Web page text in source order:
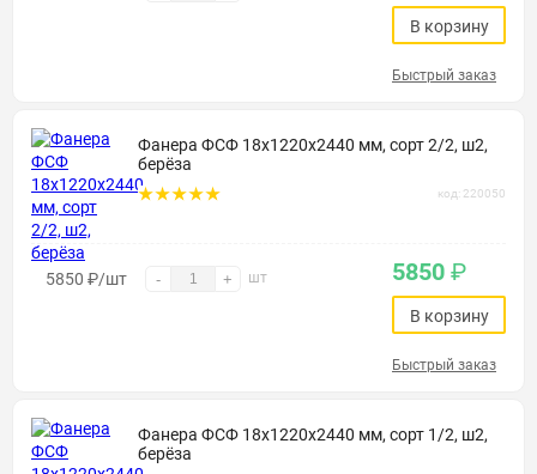
В корзину
Быстрый заказ
Фанера ФСФ 18х1220х2440 мм, сорт 2/2, ш2,
берёза
код: 220050
5850 ₽/шт - + шт 5850 ₽
В корзину
Быстрый заказ
Фанера ФСФ 18х1220х2440 мм, сорт 1/2, ш2,
берёза